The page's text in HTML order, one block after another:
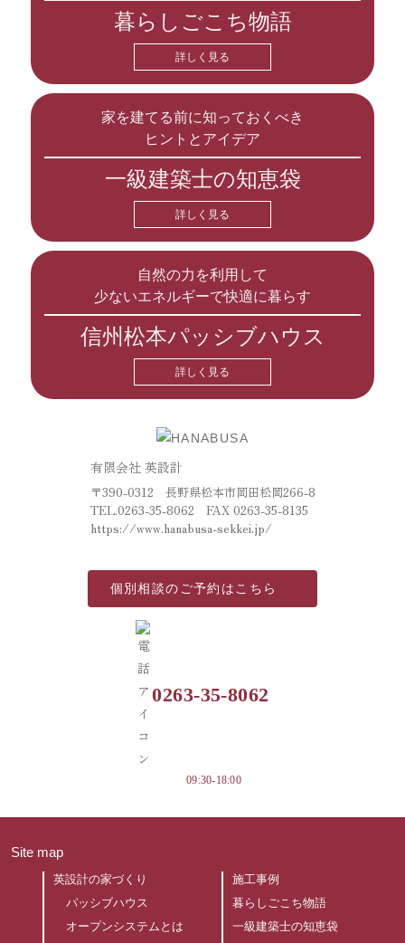
暮らしごこち物語
詳しく見る
家を建てる前に知っておくべき
ヒントとアイデア
一級建築士の知恵袋
詳しく見る
自然の力を利用して
少ないエネルギーで快適に暮らす
信州松本パッシブハウス
詳しく見る
有限会社 英設計
〒390-0312 長野県松本市岡田松岡266-8
TEL.0263-35-8062 FAX 0263-35-8135
https://www.hanabusa-sekkei.jp/
個別相談の ご予約はこちら
0263-35-8062
09:30-18:00
Site map
英設計の家づくり
パッシブハウス
オープンシステムとは
施工事例
暮らしごこち物語
一級建築士の知恵袋